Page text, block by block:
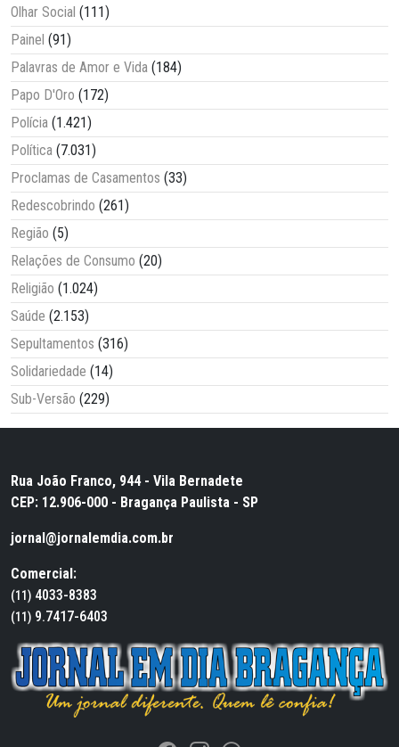
Olhar Social (111)
Painel (91)
Palavras de Amor e Vida (184)
Papo D'Oro (172)
Polícia (1.421)
Política (7.031)
Proclamas de Casamentos (33)
Redescobrindo (261)
Região (5)
Relações de Consumo (20)
Religião (1.024)
Saúde (2.153)
Sepultamentos (316)
Solidariedade (14)
Sub-Versão (229)
Rua João Franco, 944 - Vila Bernadete
CEP: 12.906-000 - Bragança Paulista - SP
jornal@jornalemdia.com.br
Comercial:
(11) 4033-8383
(11) 9.7417-6403